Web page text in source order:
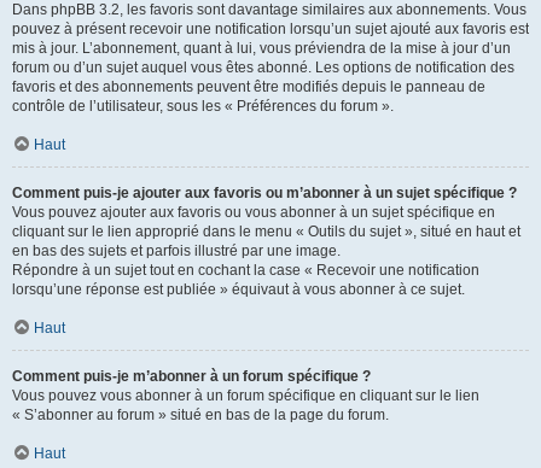
Dans phpBB 3.2, les favoris sont davantage similaires aux abonnements. Vous
pouvez à présent recevoir une notification lorsqu’un sujet ajouté aux favoris est
mis à jour. L’abonnement, quant à lui, vous préviendra de la mise à jour d’un
forum ou d’un sujet auquel vous êtes abonné. Les options de notification des
favoris et des abonnements peuvent être modifiés depuis le panneau de
contrôle de l’utilisateur, sous les « Préférences du forum ».
Haut
Comment puis-je ajouter aux favoris ou m’abonner à un sujet spécifique ?
Vous pouvez ajouter aux favoris ou vous abonner à un sujet spécifique en
cliquant sur le lien approprié dans le menu « Outils du sujet », situé en haut et
en bas des sujets et parfois illustré par une image.
Répondre à un sujet tout en cochant la case « Recevoir une notification
lorsqu’une réponse est publiée » équivaut à vous abonner à ce sujet.
Haut
Comment puis-je m’abonner à un forum spécifique ?
Vous pouvez vous abonner à un forum spécifique en cliquant sur le lien
« S’abonner au forum » situé en bas de la page du forum.
Haut